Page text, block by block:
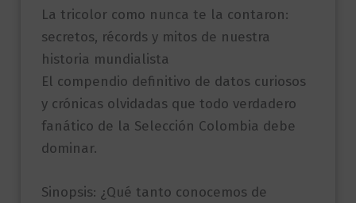
La tricolor como nunca te la contaron:
secretos, récords y mitos de nuestra
historia mundialista
El compendio definitivo de datos curiosos
y crónicas olvidadas que todo verdadero
fanático de la Selección Colombia debe
dominar.
Sinopsis: ¿Qué tanto conocemos de